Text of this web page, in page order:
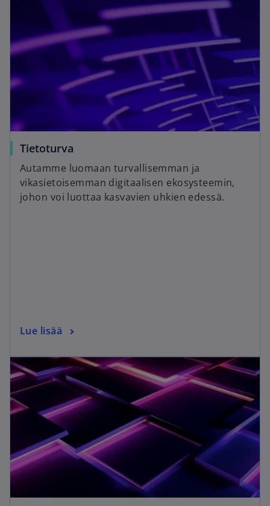
Tietoturva
Autamme luomaan turvallisemman ja
vikasietoisemman digitaalisen ekosysteemin,
johon voi luottaa kasvavien uhkien edessä.
Lue lisää